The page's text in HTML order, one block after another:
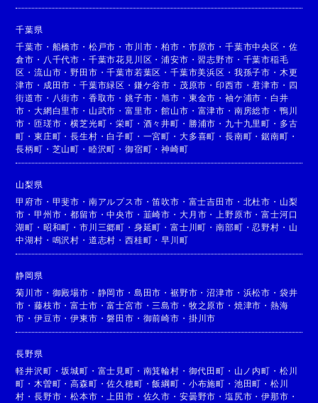
千葉県
千葉市 ・ 船橋市 ・ 松戸市 ・市川市 ・柏市 ・ 市原市 ・ 千葉市中央区 ・ 佐
倉市 ・ 八千代市 ・ 千葉市花見川区 ・浦安市 ・習志野市 ・ 千葉市稲毛
区 ・流山市 ・野田市 ・千葉市若葉区 ・千葉市美浜区 ・ 我孫子市 ・ 木更
津市 ・ 成田市 ・千葉市緑区 ・ 鎌ケ谷市 ・ 茂原市 ・印西市 ・君津市 ・ 四
街道市 ・ 八街市 ・ 香取市 ・銚子市 ・旭市 ・ 東金市 ・ 袖ケ浦市 ・ 白井
市 ・大網白里市 ・ 山武市 ・富里市 ・館山市 ・ 富津市 ・ 南房総市 ・ 鴨川
市 ・匝瑳市 ・横芝光町 ・栄町 ・ 酒々井町 ・ 勝浦市 ・ 九十九里町 ・ 多古
町 ・東庄町 ・長生村 ・ 白子町 ・ 一宮町 ・ 大多喜町 ・ 長南町 ・鋸南町 ・
長柄町 ・ 芝山町 ・ 睦沢町 ・御宿町 ・神崎町
山梨県
甲府市 ・ 甲斐市 ・ 南アルプス市 ・笛吹市 ・ 富士吉田市 ・ 北杜市 ・ 山梨
市 ・甲州市 ・都留市 ・中央市 ・ 韮崎市 ・ 大月市 ・ 上野原市 ・富士河口
湖町 ・ 昭和町 ・市川三郷町 ・ 身延町 ・富士川町 ・南部町 ・忍野村 ・ 山
中湖村 ・ 鳴沢村 ・ 道志村 ・西桂町 ・早川町
静岡県
菊川市 ・ 御殿場市 ・ 静岡市 ・ 島田市 ・裾野市 ・沼津市 ・ 浜松市 ・ 袋井
市 ・藤枝市 ・富士市 ・富士宮市 ・ 三島市 ・ 牧之原市 ・ 焼津市 ・ 熱海
市 ・伊豆市 ・伊東市 ・磐田市 ・ 御前崎市 ・ 掛川市
長野県
軽井沢町 ・坂城町 ・ 富士見町 ・ 南箕輪村 ・ 御代田町 ・ 山ノ内町 ・ 松川
町 ・ 木曽町 ・高森町 ・佐久穂町 ・飯綱町 ・ 小布施町 ・ 池田町 ・ 松川
村 ・長野市 ・松本市 ・ 上田市 ・ 佐久市 ・ 安曇野市 ・ 塩尻市 ・伊那市 ・